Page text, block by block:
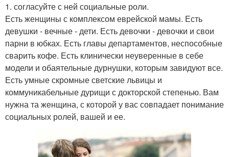
1. согласуйте с ней социальные роли.
Есть женщины с комплексом еврейской мамы. Есть
девушки - вечные - дети. Есть девочки - девочки и свои
парни в юбках. Есть главы департаментов, неспособные
сварить кофе. Есть клинически неуверенные в себе
модели и обаятельные дурнушки, которым завидуют все.
Есть умные скромные светские львицы и
коммуникабельные дурищи с докторской степенью. Вам
нужна та женщина, с которой у вас совпадает понимание
социальных ролей, вашей и ее.